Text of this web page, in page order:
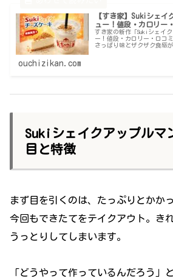
【すき家】Sukiシェイ
ュー！値段・カロリー
すき家の新作「Sukiシェイ
ー！値段・カロリー・口コ
さっぱり味とザクザク食感
ouchizikan.com
Sukiシェイクアップルマ
目と特徴
まず目を引くのは、たっぷりとかか
今回もできたてをテイクアウト。き
うっとりしてしまいます。
「どうやって作っているんだろう」